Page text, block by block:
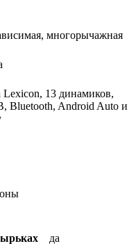
многорычажная
Lexicon, 13 динамиков,
Bluetooth, Android Auto и
да